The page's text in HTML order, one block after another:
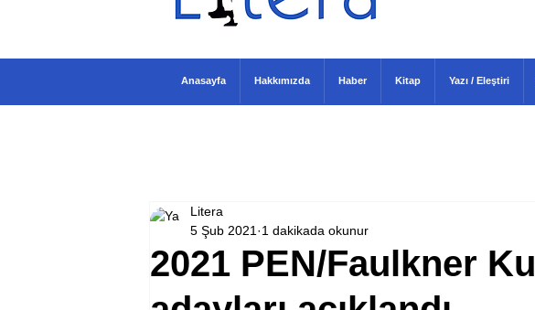
2021 PEN/Faulkner
Litera
5 Şub 2021 1 dakikada okunur
Anasayfa Hakkımızda Haber Kitap Yazı / Eleştiri